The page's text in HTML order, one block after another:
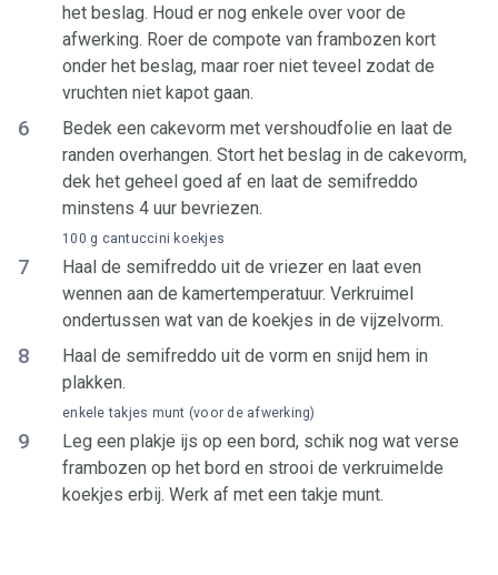
het beslag. Houd er nog enkele over voor de
afwerking. Roer de compote van frambozen kort
onder het beslag, maar roer niet teveel zodat de
vruchten niet kapot gaan.
6
Bedek een cakevorm met vershoudfolie en laat de
randen overhangen. Stort het beslag in de cakevorm,
dek het geheel goed af en laat de semifreddo
minstens 4 uur bevriezen.
7
Haal de semifreddo uit de vriezer en laat even
wennen aan de kamertemperatuur. Verkruimel
ondertussen wat van de koekjes in de vijzelvorm.
100 g cantuccini koekjes
8
Haal de semifreddo uit de vorm en snijd hem in
plakken.
9
Leg een plakje ijs op een bord, schik nog wat verse
frambozen op het bord en strooi de verkruimelde
koekjes erbij. Werk af met een takje munt.
enkele takjes munt (voor de afwerking)